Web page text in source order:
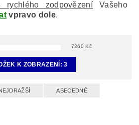
rychlého zodpovězení Vašeho
vpravo dole.
7260 Kč
K ZOBRAZENÍ:3
ABECEDNĚ